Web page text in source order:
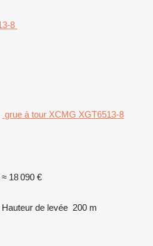
grue à tour XCMG XGT6513-8
≈ 18 090 €
Hauteur de levée 200 m